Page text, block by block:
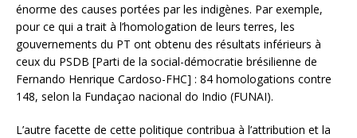
énorme des causes portées par les indigènes. Par exemple,
pour ce qui a trait à l’homologation de leurs terres, les
gouvernements du PT ont obtenu des résultats inférieurs à
ceux du PSDB [Parti de la social-démocratie brésilienne de
Fernando Henrique Cardoso-FHC] : 84 homologations contre
148, selon la Fundaçao nacional do Indio (FUNAI).
L’autre facette de cette politique contribua à l’attribution et la